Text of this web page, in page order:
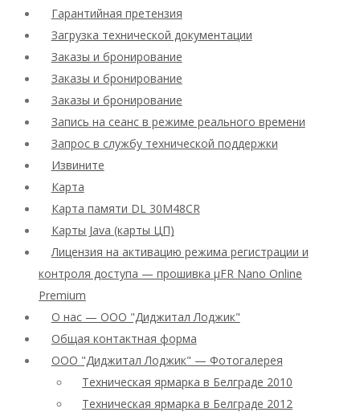
Гарантийная претензия
Загрузка технической документации
Заказы и бронирование
Заказы и бронирование
Заказы и бронирование
Запись на сеанс в режиме реального времени
Запрос в службу технической поддержки
Извините
Карта
Карта памяти DL 30M48CR
Карты Java (карты ЦП)
Лицензия на активацию режима регистрации и
контроля доступа — прошивка μFR Nano Online
Premium
О нас — ООО "Диджитал Лоджик"
Общая контактная форма
ООО "Диджитал Лоджик" — Фотогалерея
Техническая ярмарка в Белграде 2010
Техническая ярмарка в Белграде 2012